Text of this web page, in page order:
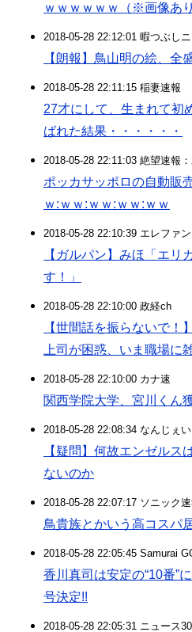
ｗｗｗｗｗｗ（※画像あり
2018-05-28 22:12:01 暇つぶし
【朗報】鳥山明の絵、全
2018-05-28 22:11:15 稲妻速報
27才にして、生まれて初
ばれた結果・・・・・・
2018-05-28 22:11:03 絶望速報
ポッカサッポロの自動販
ｗ:ｗｗ:ｗｗ:ｗｗ:ｗｗ
2018-05-28 22:10:39 エレファ
【ガルパン】みほ「エリ
す！」
2018-05-28 22:10:00 政経ch
【世間話を振らないで！
上司が困惑、いま職場に
2018-05-28 22:10:00 カナ速
関西学院大学、宮川くん
2018-05-28 22:08:34 なんじぇ
【疑問】何故エンゼルス
ないのか
2018-05-28 22:07:17 ソニック
鳥貴族とかいう高コスパ
2018-05-28 22:05:45 Samurai
香川真司は安定の“10番”
号決定!!
2018-05-28 22:05:31 ニュース